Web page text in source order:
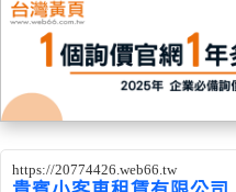
https://20774426.web66.tw